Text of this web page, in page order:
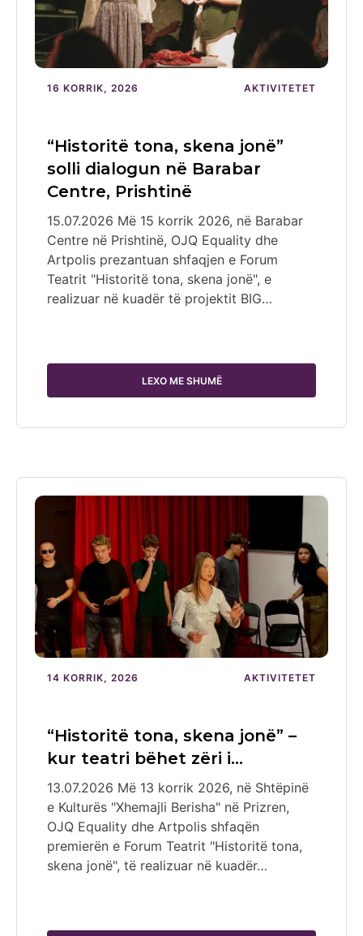
16 KORRIK, 2026 AKTIVITETET
“Historitë tona, skena jonë”
solli dialogun në Barabar
Centre, Prishtinë
15.07.2026 Më 15 korrik 2026, në Barabar
Centre në Prishtinë, OJQ Equality dhe
Artpolis prezantuan shfaqjen e Forum
Teatrit "Historitë tona, skena jonë", e
realizuar në kuadër të projektit BIG…
LEXO ME SHUMË
14 KORRIK, 2026 AKTIVITETET
“Historitë tona, skena jonë” –
kur teatri bëhet zëri i…
13.07.2026 Më 13 korrik 2026, në Shtëpinë
e Kulturës "Xhemajli Berisha" në Prizren,
OJQ Equality dhe Artpolis shfaqën
premierën e Forum Teatrit "Historitë tona,
skena jonë", të realizuar në kuadër…